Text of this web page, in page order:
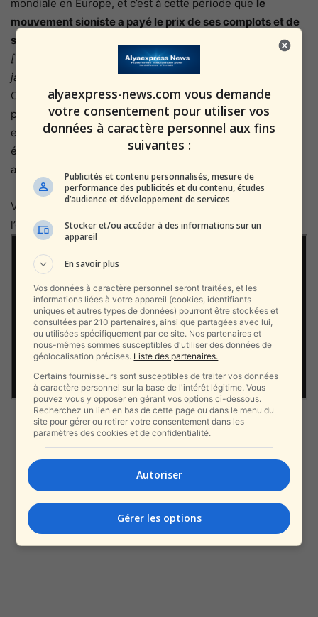
mondiale en Europe, et c’est à cette période que le
mouvement sioniste a payé le prix de ses complots et de
sa méchanceté, là-bas dans les États européens.
[Télévision officielle de l’AP, des archives israéliennes, 23
janvier 2021]
Cela montre non seulement à quel point l’Autorité
palestinienne est antisémite, mais aussi à quel point elle
est égocentrique de penser que les «crimes sionistes»
étaient ce que les nazis combattaient lorsqu’ils ont
assassiné six millions de Juifs.
Voici l’épisode anglais de Pillar of Fire qui correspond à
l’épisode montré.
alyaexpress-news.com vous demande
votre consentement pour utiliser vos
données à caractère personnel aux fins
suivantes :
Publicités et contenu personnalisés, mesure de
performance des publicités et du contenu, études
d’audience et développement de services
Stocker et/ou accéder à des informations sur un
appareil
En savoir plus
Vos données à caractère personnel seront traitées, et les
informations liées à votre appareil (cookies, identifiants
uniques et autres types de données) pourront être stockées et
consultées par 210 partenaires, ainsi que partagées avec lui,
ou utilisées spécifiquement par ce site. Nos partenaires et
nous-mêmes sommes susceptibles d'utiliser des données de
géolocalisation précises. Liste des partenaires.
Certains fournisseurs sont susceptibles de traiter vos données
à caractère personnel sur la base de l'intérêt légitime. Vous
pouvez vous y opposer en gérant vos options ci-dessous.
Recherchez un lien en bas de cette page ou dans le menu du
site pour gérer ou retirer votre consentement dans les
paramètres des cookies et de confidentialité.
Autoriser
Gérer les options